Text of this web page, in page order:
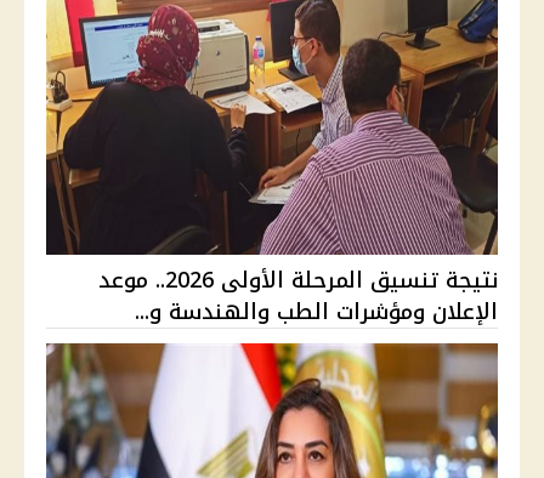
نتيجة تنسيق المرحلة الأولى 2026.. موعد
الإعلان ومؤشرات الطب والهندسة و...